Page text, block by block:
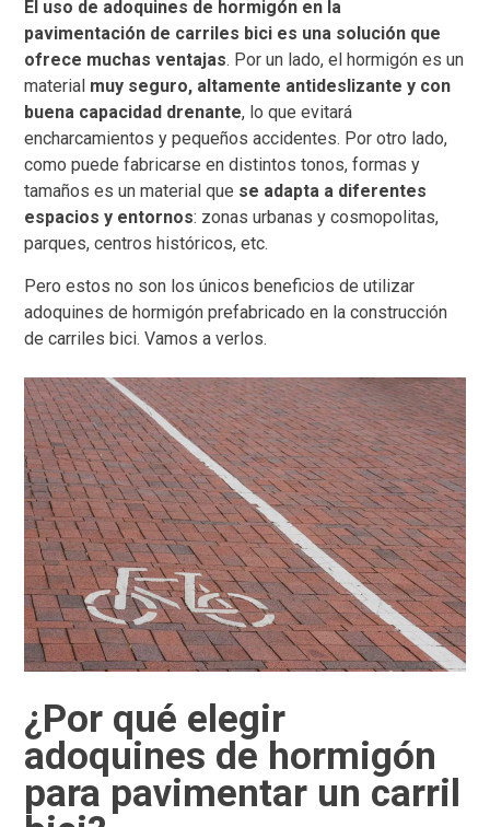
El uso de adoquines de hormigón en la
pavimentación de carriles bici es una solución que
ofrece muchas ventajas. Por un lado, el hormigón es un
material muy seguro, altamente antideslizante y con
buena capacidad drenante, lo que evitará
encharcamientos y pequeños accidentes. Por otro lado,
como puede fabricarse en distintos tonos, formas y
tamaños es un material que se adapta a diferentes
espacios y entornos: zonas urbanas y cosmopolitas,
parques, centros históricos, etc.
Pero estos no son los únicos beneficios de utilizar
adoquines de hormigón prefabricado en la construcción
de carriles bici. Vamos a verlos.
¿Por qué elegir
adoquines de hormigón
para pavimentar un carril